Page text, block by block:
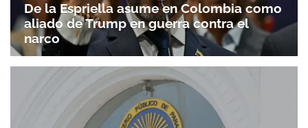
De la Espriella asume en Colombia como
aliado de Trump en guerra contra el
narco